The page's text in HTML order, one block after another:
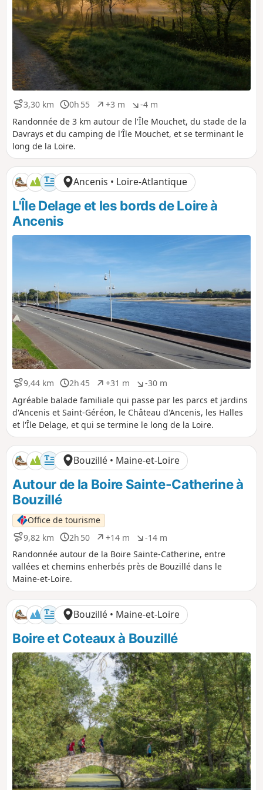
3,30 km
D
i
s
t
a
n
c
e
0h 55
D
u
r
é
e
+3 m
D
é
n
i
e
l
é
p
o
s
t
i
-4 m
D
é
n
i
e
l
é
n
é
g
t
Randonnée de 3 km autour de l'Île Mouchet, du stade de la
Davrays et du camping de l'Île Mouchet, et se terminant le
long de la Loire.
Ancenis • Loire-Atlantique
L'Île Delage et les bords de Loire à
Ancenis
9,44 km
D
i
s
t
a
n
c
e
2h 45
D
u
r
é
e
+31 m
D
é
n
i
v
e
l
é
p
o
t
i
-30 m
D
é
n
i
v
e
l
é
n
é
g
Agréable balade familiale qui passe par les parcs et jardins
d'Ancenis et Saint-Géréon, le Château d'Ancenis, les Halles
et l'Île Delage, et qui se termine le long de la Loire.
Bouzillé • Maine-et-Loire
Autour de la Boire Sainte-Catherine à
Bouzillé
Office de tourisme
9,82 km
D
i
s
t
a
n
c
e
2h 50
D
u
r
é
e
+14 m
D
é
n
i
e
l
é
p
o
s
i
i
f
-14 m
D
é
n
i
e
l
é
n
é
a
t
i
f
Randonnée autour de la Boire Sainte-Catherine, entre
vallées et chemins enherbés près de Bouzillé dans le
Maine-et-Loire.
Bouzillé • Maine-et-Loire
Boire et Coteaux à Bouzillé